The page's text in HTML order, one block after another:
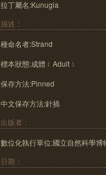
拉丁屬名:Kunugia
描述：
種命名者:Strand
標本狀態:成體﹝Adult﹞
保存方法:Pinned
中文保存方法:針插
出版者：
數位化執行單位:國立自然科學
日期：